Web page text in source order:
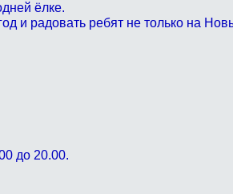
ёлке.
и радовать ребят не только на
до 20.00.